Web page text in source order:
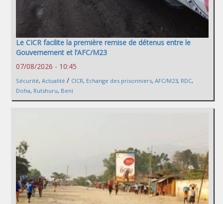
Le CICR facilite la première remise de détenus entre le
Gouvernement et l’AFC/M23
07/08/2026 - 10:45
Sécurité, Actualité / CICR, Echange des prisonniers, AFC/M23, RDC,
Doha, Rutshuru, Beni